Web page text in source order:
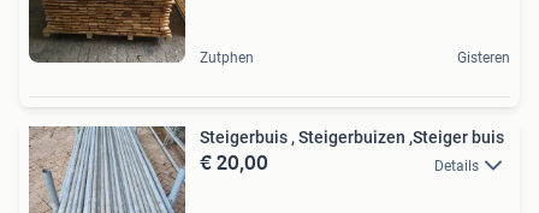
Zutphen Gisteren
Steigerbuis , Steigerbuizen ,Steiger buis
€ 20,00 Details